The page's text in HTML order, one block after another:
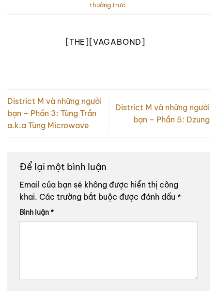
thường trực.
[THE][VAGABOND]
District M và những người
bạn – Phần 3: Tùng Trần
a.k.a Tùng Microwave
District M và những người
bạn – Phần 5: Dzung
Để lại một bình luận
Email của bạn sẽ không được hiển thị công
khai. Các trường bắt buộc được đánh dấu *
Bình luận*